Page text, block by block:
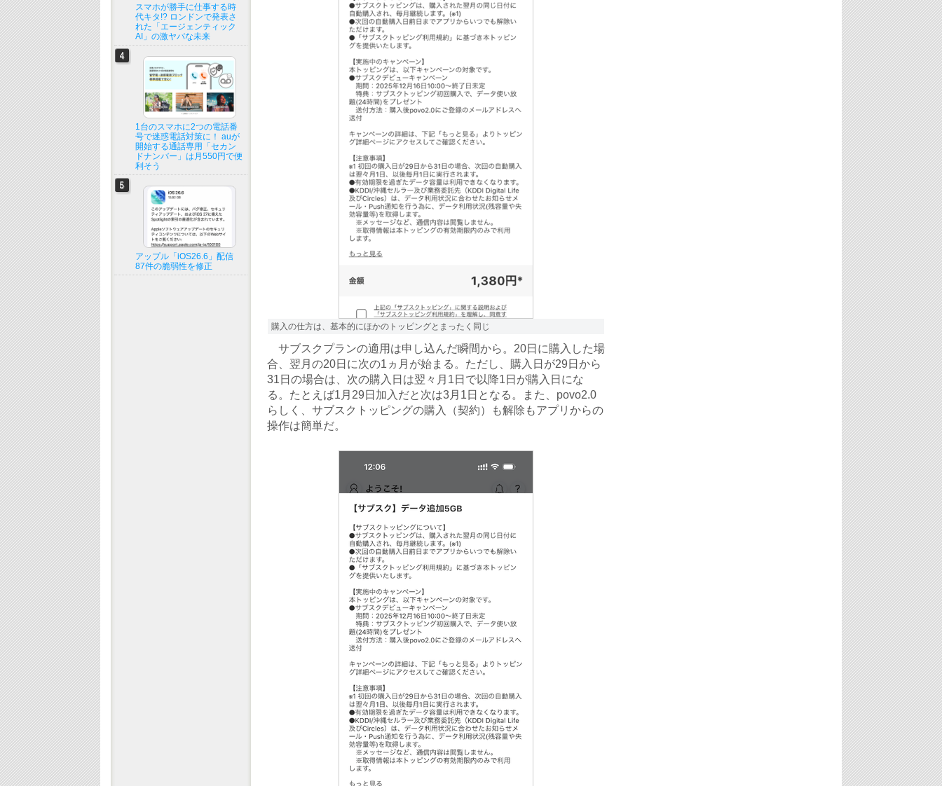
購入の仕方は、基本的にほかのトッピングとまったく同じ
サブスクプランの適用は申し込んだ瞬間から。20日に購入した場
合、翌月の20日に次の1ヵ月が始まる。ただし、購入日が29日から
31日の場合は、次の購入日は翌々月1日で以降1日が購入日にな
る。たとえば1月29日加入だと次は3月1日となる。また、povo2.0
らしく、サブスクトッピングの購入（契約）も解除もアプリからの
操作は簡単だ。
スマホが勝手に仕事する時
代キタ!? ロンドンで発表さ
れた「エージェンティック
AI」の激ヤバな未来
1台のスマホに2つの電話番
号で迷惑電話対策に！ auが
開始する通話専用「セカン
ドナンバー」は月550円で便
利そう
アップル「iOS26.6」配信
87件の脆弱性を修正